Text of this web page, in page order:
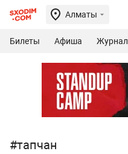
Алматы
Билеты Афиша Журнал
#тапчан